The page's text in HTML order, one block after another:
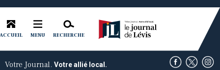
ACCUEIL MENU RECHERCHE
Votre Journal. Votre allié local.